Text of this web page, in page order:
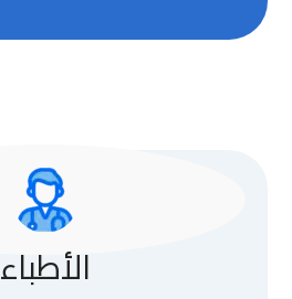
الأطباء